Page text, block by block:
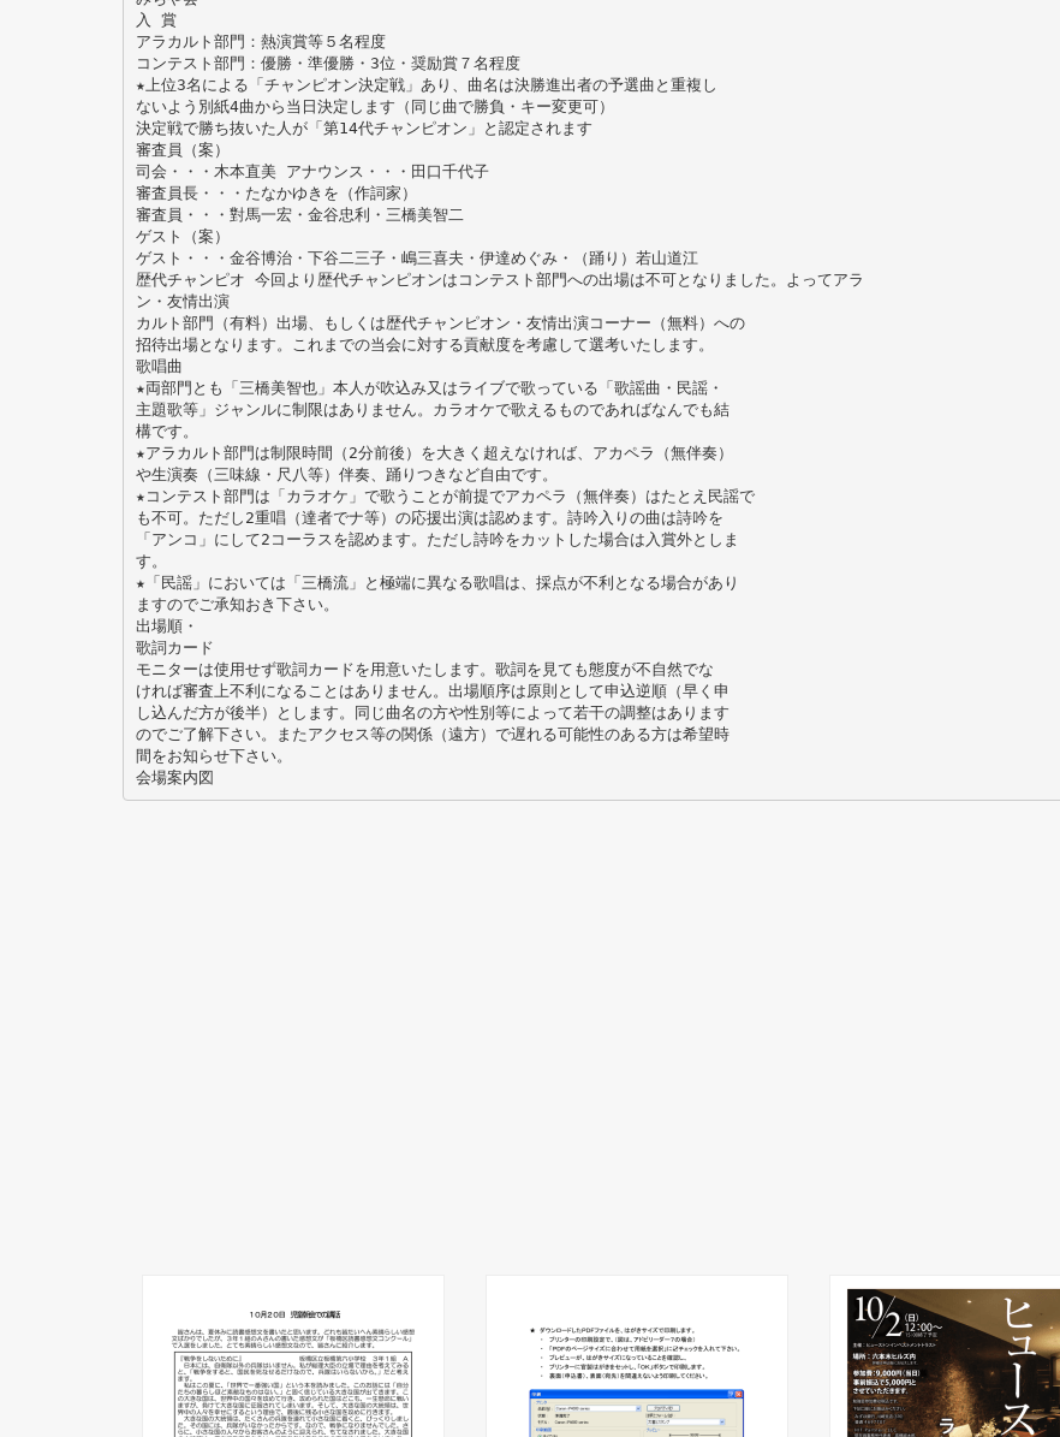
入 賞
アラカルト部門：熱演賞等５名程度
コンテスト部門：優勝・準優勝・3位・奨励賞７名程度
★上位3名による「チャンピオン決定戦」あり、曲名は決勝進出者の予選曲と重複し
ないよう別紙4曲から当日決定します（同じ曲で勝負・キー変更可）
決定戦で勝ち抜いた人が「第14代チャンピオン」と認定されます
審査員（案）
司会・・・木本直美 アナウンス・・・田口千代子
審査員長・・・たなかゆきを（作詞家）
審査員・・・對馬一宏・金谷忠利・三橋美智二
ゲスト（案）
ゲスト・・・金谷博治・下谷二三子・嶋三喜夫・伊達めぐみ・（踊り）若山道江
歴代チャンピオ 今回より歴代チャンピオンはコンテスト部門への出場は不可となりました。よってアラ
ン・友情出演
カルト部門（有料）出場、もしくは歴代チャンピオン・友情出演コーナー（無料）への
招待出場となります。これまでの当会に対する貢献度を考慮して選考いたします。
歌唱曲
★両部門とも「三橋美智也」本人が吹込み又はライブで歌っている「歌謡曲・民謡・
主題歌等」ジャンルに制限はありません。カラオケで歌えるものであればなんでも結
構です。
★アラカルト部門は制限時間（2分前後）を大きく超えなければ、アカペラ（無伴奏）
や生演奏（三味線・尺八等）伴奏、踊りつきなど自由です。
★コンテスト部門は「カラオケ」で歌うことが前提でアカペラ（無伴奏）はたとえ民謡で
も不可。ただし2重唱（達者でナ等）の応援出演は認めます。詩吟入りの曲は詩吟を
「アンコ」にして2コーラスを認めます。ただし詩吟をカットした場合は入賞外としま
す。
★「民謡」においては「三橋流」と極端に異なる歌唱は、採点が不利となる場合があり
ますのでご承知おき下さい。
出場順・
歌詞カード
モニターは使用せず歌詞カードを用意いたします。歌詞を見ても態度が不自然でな
ければ審査上不利になることはありません。出場順序は原則として申込逆順（早く申
し込んだ方が後半）とします。同じ曲名の方や性別等によって若干の調整はあります
のでご了解下さい。またアクセス等の関係（遠方）で遅れる可能性のある方は希望時
間をお知らせ下さい。